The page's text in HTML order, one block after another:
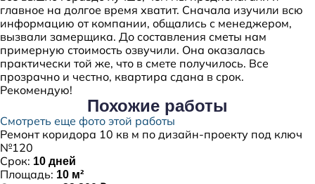
главное на долгое время хватит. Сначала изучили всю
информацию от компании, общались с менеджером,
вызвали замерщика. До составления сметы нам
примерную стоимость озвучили. Она оказалась
практически той же, что в смете получилось. Все
прозрачно и честно, квартира сдана в срок.
Рекомендую!
Похожие работы
Смотреть еще фото этой работы
Ремонт коридора 10 кв м по дизайн-проекту под ключ
№120
Срок: 10 дней
Площадь: 10 м²